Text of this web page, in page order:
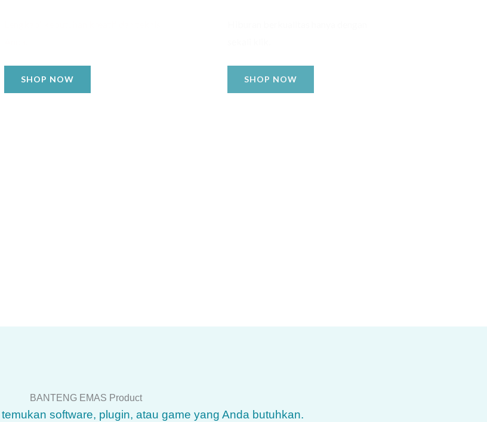
SHOP NOW SHOP NOW
BANTENG EMAS Product
software, plugin, atau game yang Anda butuhkan.